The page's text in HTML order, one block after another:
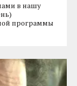
в нашу
программы